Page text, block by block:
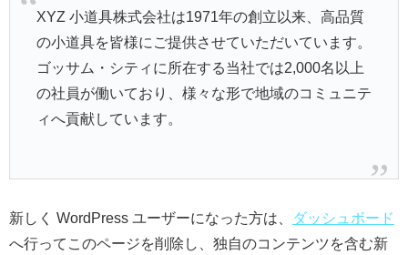
XYZ 小道具株式会社は1971年の創立以来、高品質
の小道具を皆様にご提供させていただいています。
ゴッサム・シティに所在する当社では2,000名以上
の社員が働いており、様々な形で地域のコミュニテ
ィへ貢献しています。
新しく WordPress ユーザーになった方は、
ダッシュボード
へ行ってこのページを削除し、独自のコンテンツを含む新